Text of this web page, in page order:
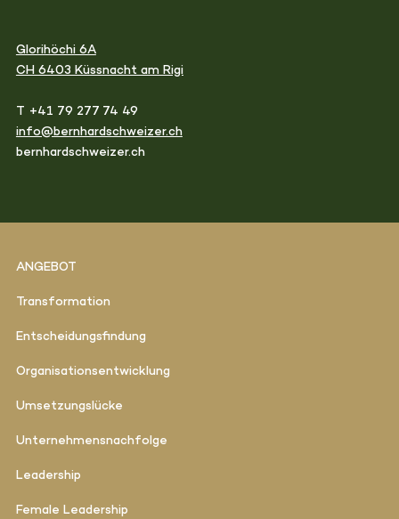
Glorihöchi 6A
CH 6403 Küssnacht am Rigi
T +41 79 277 74 49
info@bernhardschweizer.ch
bernhardschweizer.ch
ANGEBOT
Transformation
Entscheidungsfindung
Organisationsentwicklung
Umsetzungslücke
Unternehmensnachfolge
Leadership
Female Leadership